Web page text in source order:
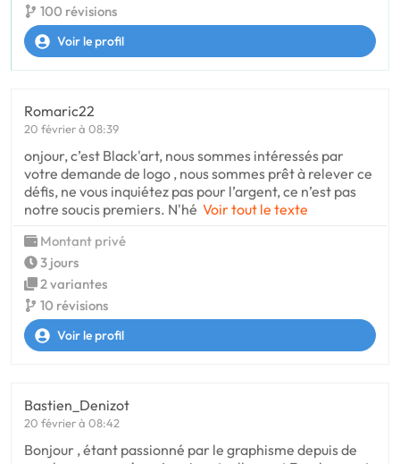
100 révisions
Voir le profil
Romaric22
20 février à 08:39
onjour, c’est Black'art, nous sommes intéressés par
votre demande de logo , nous sommes prêt à relever ce
défis, ne vous inquiétez pas pour l’argent, ce n’est pas
notre soucis premiers. N'hé Voir tout le texte
Montant privé
3 jours
2 variantes
10 révisions
Voir le profil
Bastien_Denizot
20 février à 08:42
Bonjour , étant passionné par le graphisme depuis de